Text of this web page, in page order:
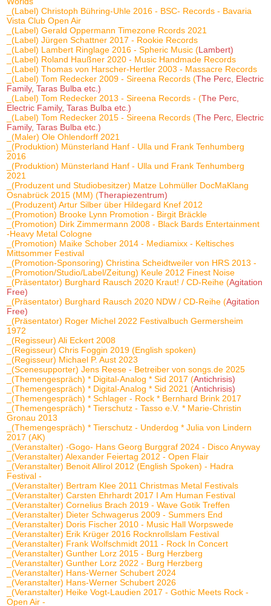
_(Label) Christoph Bühring-Uhle 2016 - BSC- Records - Bavaria
Vista Club Open Air
_(Label) Gerald Oppermann Timezone Rcords 2021
_(Label) Jürgen Schattner 2017 - Rookie Records
_(Label) Lambert Ringlage 2016 - Spheric Music (Lambert)
_(Label) Roland Haußner 2020 - Music Handmade Records
_(Label) Thomas von Harscher-Hertler 2003 - Massacre Records
_(Label) Tom Redecker 2009 - Sireena Records (The Perc, Electric
Family, Taras Bulba etc.)
_(Label) Tom Redecker 2013 - Sireena Records - (The Perc,
Electric Family, Taras Bulba etc.)
_(Label) Tom Redecker 2015 - Sireena Records (The Perc, Electric
Family, Taras Bulba etc.)
_(Maler) Ole Ohlendorff 2021
_(Produktion) Münsterland Hanf - Ulla und Frank Tenhumberg
2016
_(Produktion) Münsterland Hanf - Ulla und Frank Tenhumberg
2021
_(Produzent und Studiobesitzer) Matze Lohmüller DocMaKlang
Osnabrück 2015 (MM) (Therapiezentrum)
_(Produzent) Artur Silber über Hildegard Knef 2012
_(Promotion) Brooke Lynn Promotion - Birgit Bräckle
_(Promotion) Dirk Zimmermann 2008 - Black Bards Entertainment
-Heavy Metal Cologne
_(Promotion) Maike Schober 2014 - Mediamixx - Keltisches
Mittsommer Festival
_(Promotion-Sponsoring) Christina Scheidtweiler von HRS 2013 -
_(Promotion/Studio/Label/Zeitung) Keule 2012 Finest Noise
_(Präsentator) Burghard Rausch 2020 Kraut! / CD-Reihe (Agitation
Free)
_(Präsentator) Burghard Rausch 2020 NDW / CD-Reihe (Agitation
Free)
_(Präsentator) Roger Michel 2022 Festivalbuch Germersheim
1972
_(Regisseur) Ali Eckert 2008
_(Regisseur) Chris Foggin 2019 (English spoken)
_(Regisseur) Michael P. Aust 2023
_(Scenesupporter) Jens Reese - Betreiber von songs.de 2025
_(Themengespräch) * Digital-Analog * Sid 2017 (Antichrisis)
_(Themengespräch) * Digital-Analog * Sid 2021 (Antichrisis)
_(Themengespräch) * Schlager - Rock * Bernhard Brink 2017
_(Themengespräch) * Tierschutz - Tasso e.V. * Marie-Christin
Gronau 2013
_(Themengespräch) * Tierschutz - Underdog * Julia von Lindern
2017 (AK)
_(Veranstalter) -Gogo- Hans Georg Burggraf 2024 - Disco Anyway
_(Veranstalter) Alexander Feiertag 2012 - Open Flair
_(Veranstalter) Benoit Allirol 2012 (English Spoken) - Hadra
Festival -
_(Veranstalter) Bertram Klee 2011 Christmas Metal Festivals
_(Veranstalter) Carsten Ehrhardt 2017 I Am Human Festival
_(Veranstalter) Cornelius Brach 2019 - Wave Gotik Treffen
_(Veranstalter) Dieter Schwagerus 2009 - Summers End
_(Veranstalter) Doris Fischer 2010 - Music Hall Worpswede
_(Veranstalter) Erik Krüger 2016 Rocknrollslam Festival
_(Veranstalter) Frank Wolfschmidt 2011 - Rock In Concert
_(Veranstalter) Gunther Lorz 2015 - Burg Herzberg
_(Veranstalter) Gunther Lorz 2022 - Burg Herzberg
_(Veranstalter) Hans-Werner Schubert 2024
_(Veranstalter) Hans-Werner Schubert 2026
_(Veranstalter) Heike Vogt-Laudien 2017 - Gothic Meets Rock -
Open Air -